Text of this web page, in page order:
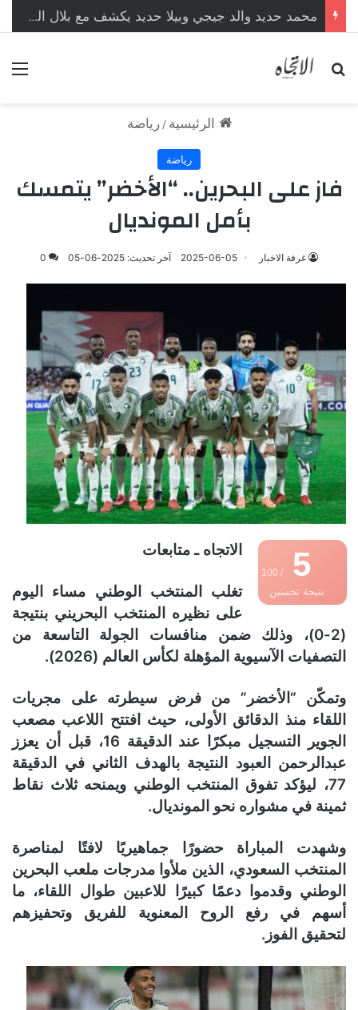
محمد حديد والد جيجي وبيلا حديد يكشف مع بلال العربي محطات من حياته لأول مرة
بحث عن
الرئيسية / رياضة
رياضة
فاز على البحرين.. “الأخضر” يتمسك
بأمل المونديال
غرفة الاخبار 2025-06-05 آخر تحديث: 2025-06-05 0
5
/ 100
نتيجة تحسين
الاتجاه ـ متابعات
تغلب المنتخب الوطني مساء اليوم
على نظيره المنتخب البحريني بنتيجة
(2-0)، وذلك ضمن منافسات الجولة التاسعة من
التصفيات الآسيوية المؤهلة لكأس العالم (2026).
وتمكّن “الأخضر” من فرض سيطرته على مجريات
اللقاء منذ الدقائق الأولى، حيث افتتح اللاعب مصعب
الجوير التسجيل مبكرًا عند الدقيقة 16، قبل أن يعزز
عبدالرحمن العبود النتيجة بالهدف الثاني في الدقيقة
77، ليؤكد تفوق المنتخب الوطني ويمنحه ثلاث نقاط
ثمينة في مشواره نحو المونديال.
وشهدت المباراة حضورًا جماهيريًا لافتًا لمناصرة
المنتخب السعودي، الذين ملأوا مدرجات ملعب البحرين
الوطني وقدموا دعمًا كبيرًا للاعبين طوال اللقاء، ما
أسهم في رفع الروح المعنوية للفريق وتحفيزهم
لتحقيق الفوز.